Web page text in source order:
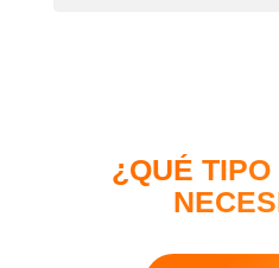
¿QUÉ